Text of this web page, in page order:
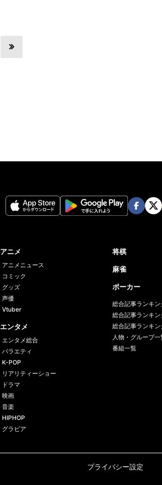
アニメ
アニメニュース
コミック
グッズ
声優
Vtuber
エンタメ
エンタメ総合
バラエティ
K-POP
リアリティーショー
ドラマ
映画
音楽
HIPHOP
グラビア
将棋
麻雀
ポーカー
総合記事ランキン
総合記事ランキン
総合記事ランキン
人物・グループ一
番組一覧
プライバシー設定